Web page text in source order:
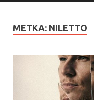
МЕТКА: NILETTO